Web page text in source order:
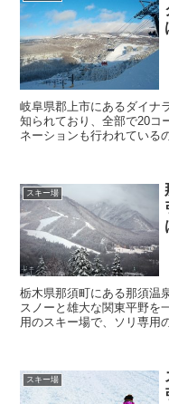
岐阜県郡上市にあるダイナ
知られており、全部で20コ
ネーションも行われている
スキー場
栃木県那須町にある那須温
スノーと雄大な関東平野を
用のスキー場で、ソリ専用
スキー場